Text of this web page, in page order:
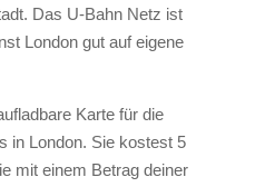
Das U-Bahn Netz ist
London gut auf eigene
Karte für die
in London. Sie kostest 5
mit einem Betrag deiner